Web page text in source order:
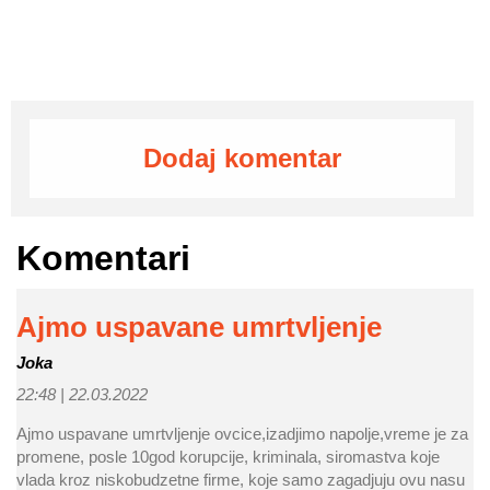
Dodaj komentar
Komentari
Ajmo uspavane umrtvljenje
Joka
22:48 | 22.03.2022
Ajmo uspavane umrtvljenje ovcice,izadjimo napolje,vreme je za
promene, posle 10god korupcije, kriminala, siromastva koje
vlada kroz niskobudzetne firme, koje samo zagadjuju ovu nasu